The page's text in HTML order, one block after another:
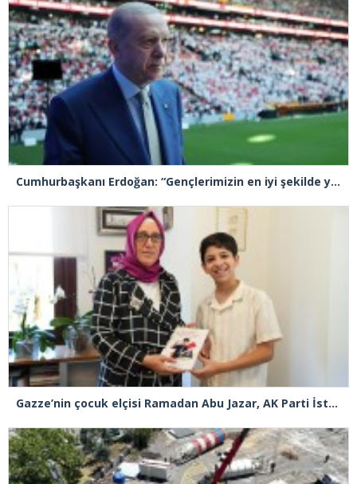
Cumhurbaşkanı Erdoğan: “Gençlerimizin en iyi şekilde yetişmeniz için tüm gücümüzle çalışıyoruz”
Gazze’nin çocuk elçisi Ramadan Abu Jazar, AK Parti İstanbul İl Başkanlığını ziyaret etti